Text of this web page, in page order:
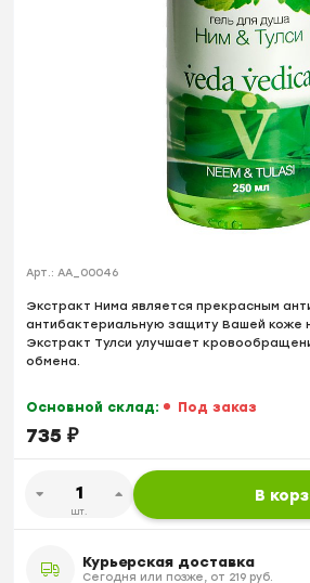
Арт.: AA_00046
Экстракт Нима является прекрасным
антибактериальную защиту Вашей коже
Экстракт Тулси улучшает
обмена.
Основной склад: Под заказ
735 ₽
шт.
В
Курьерская доставка
Сегодня или позже, от 219 руб.